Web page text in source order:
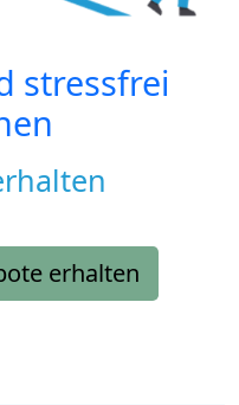
stressfrei
erhalten